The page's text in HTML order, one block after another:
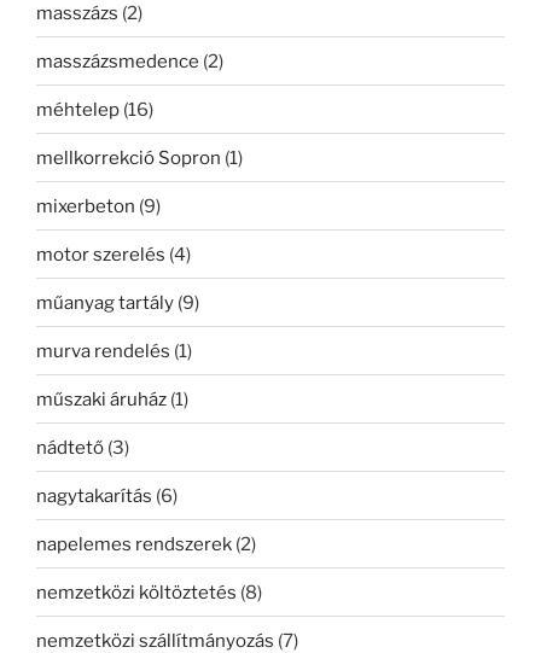
masszázs (2)
masszázsmedence (2)
méhtelep (16)
mellkorrekció Sopron (1)
mixerbeton (9)
motor szerelés (4)
műanyag tartály (9)
murva rendelés (1)
műszaki áruház (1)
nádtető (3)
nagytakarítás (6)
napelemes rendszerek (2)
nemzetközi költöztetés (8)
nemzetközi szállítmányozás (7)